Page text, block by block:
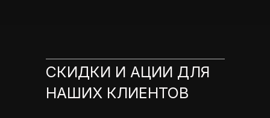
СКИДКИ И АЦИИ ДЛЯ
НАШИХ КЛИЕНТОВ